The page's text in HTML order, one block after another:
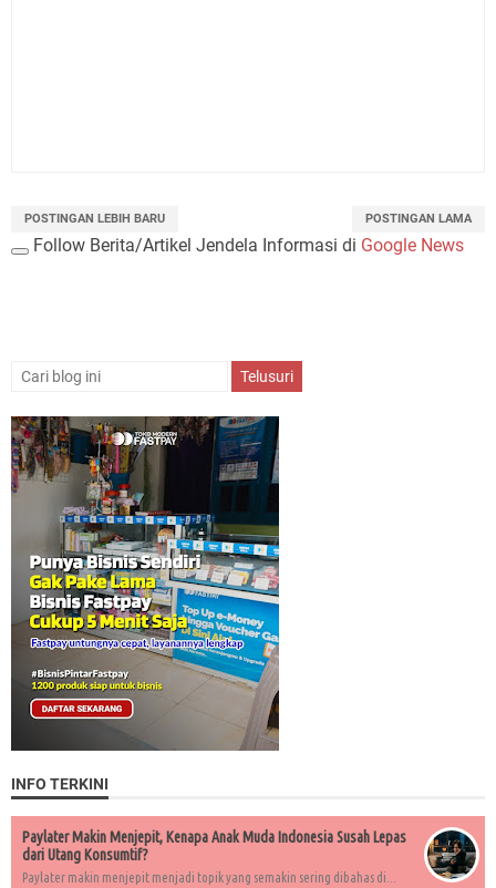
POSTINGAN LEBIH BARU POSTINGAN LAMA
Follow Berita/Artikel Jendela Informasi di Google News
INFO TERKINI
Paylater Makin Menjepit, Kenapa Anak Muda Indonesia Susah Lepas
dari Utang Konsumtif?
Paylater makin menjepit menjadi topik yang semakin sering dibahas di...